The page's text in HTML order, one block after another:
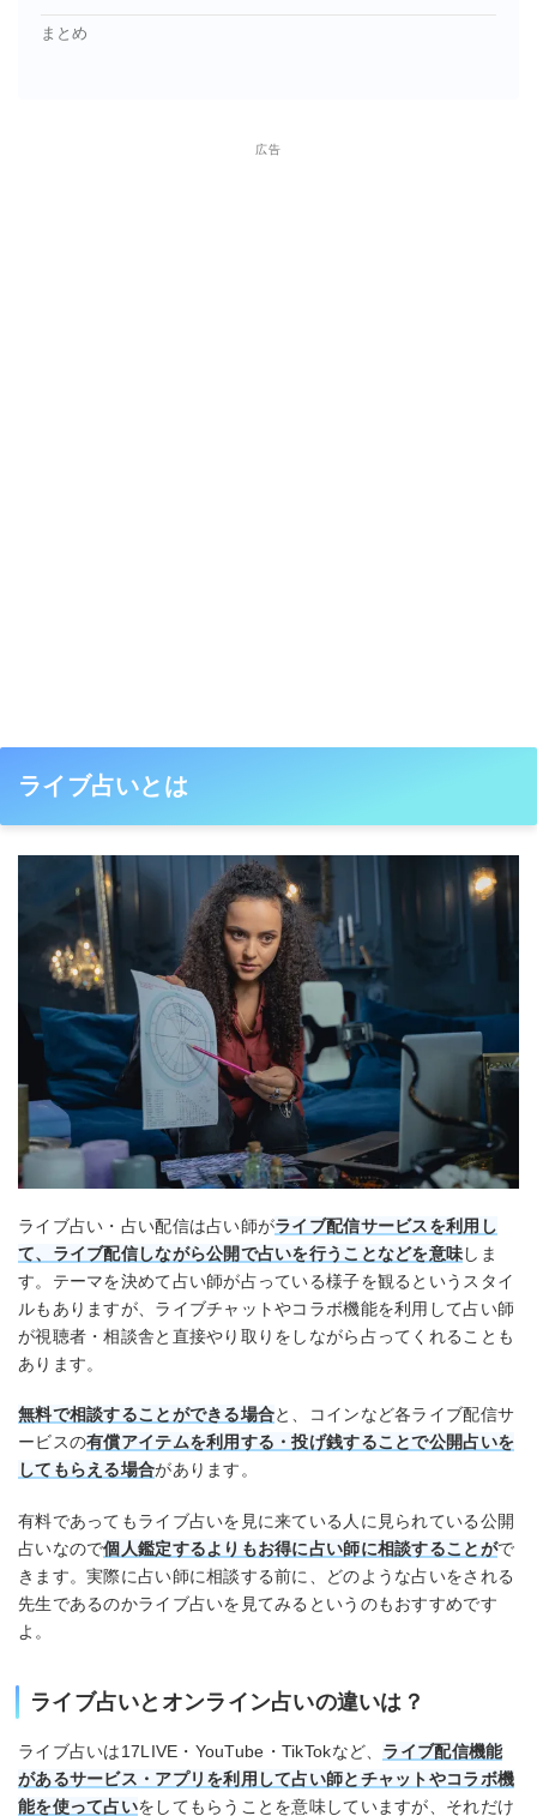
まとめ
広告
ライブ占いとは
ライブ占い・占い配信は占い師がライブ配信サービスを利用し
て、ライブ配信しながら公開で占いを行うことなどを意味しま
す。テーマを決めて占い師が占っている様子を観るというスタイ
ルもありますが、ライブチャットやコラボ機能を利用して占い師
が視聴者・相談舎と直接やり取りをしながら占ってくれることも
あります。
無料で相談することができる場合と、コインなど各ライブ配信サ
ービスの有償アイテムを利用する・投げ銭することで公開占いを
してもらえる場合があります。
有料であってもライブ占いを見に来ている人に見られている公開
占いなので個人鑑定するよりもお得に占い師に相談することがで
きます。実際に占い師に相談する前に、どのような占いをされる
先生であるのかライブ占いを見てみるというのもおすすめです
よ。
ライブ占いとオンライン占いの違いは？
ライブ占いは17LIVE・YouTube・TikTokなど、 ライブ配信機能
があるサービス・アプリを利用して占い師とチャットやコラボ機
能を使って占いをしてもらうことを意味していますが、それだけ